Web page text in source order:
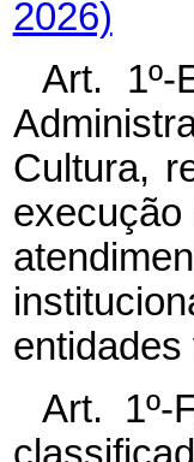
2026)
Art.
Cultura,
Art. 1º-